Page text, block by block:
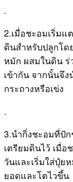
.
2.เมื่อชะอมเริ่ม
ดินสำหรับปลูกโด
หมัก ผสมในดิน ร่
เข้ากัน จากนั้นจึ
กระถางหรือเข่ง
.
3.นำกิ่งชะอมที่ปัก
เตรียมดินไว้ เมื่อ
วันและเริ่มใส่ปุ๋ย
ยอดและโตไวขึ้น